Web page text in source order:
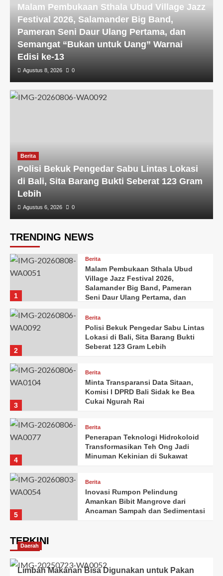
Malam Pembukaan Sthala Ubud Village Jazz
Festival 2026, Salamander Big Band,
Pameran Seni Daur Ulang Pertama, dan
Semangat “Bukan untuk Uang” Warnai
Edisi ke-13
Agustus 8, 2026 0
Berita
Polisi Bekuk Pengedar Sabu Lintas Lokasi
di Bali, Sita Barang Bukti Seberat 123 Gram
Lebih
Agustus 6, 2026 0
TRENDING NEWS
1
Berita
Malam Pembukaan Sthala Ubud
Village Jazz Festival 2026,
Salamander Big Band, Pameran
Seni Daur Ulang Pertama, dan
Warnai Edisi ke-13
2
Berita
Polisi Bekuk Pengedar Sabu Lintas
Lokasi di Bali, Sita Barang Bukti
Seberat 123 Gram Lebih
3
Berita
Minta Transparansi Data Sitaan,
Komisi I DPRD Bali Sidak ke Bea
Cukai Ngurah Rai
4
Berita
Penerapan Teknologi Hidrokoloid
Transformasikan Teh Ong Jadi
Minuman Kekinian di Sukawat
5
Berita
Inovasi Rumpon Pelindung
Amankan Bibit Mangrove dari
Ancaman Sampah dan Sedimentasi
TERKINI
Daerah
Limbah Makanan Bisa Digunakan untuk Pakan